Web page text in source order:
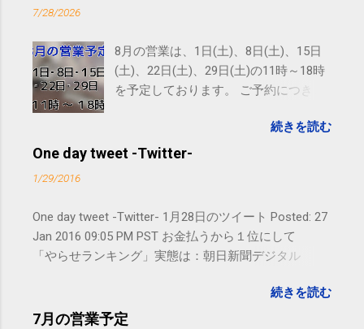
7/28/2026
8月の営業は、1日(土)、8日(土)、15日
(土)、22日(土)、29日(土)の11時～18時
を予定しております。 ご予約につきま
す。 電話に出られないことがあります
ので、ご予約、お問い合わせは
続きを読む
One day tweet -Twitter-
1/29/2016
One day tweet -Twitter- 1月28日のツイート Posted: 27
Jan 2016 09:05 PM PST お金払うから１位にして
「やらせランキング」実態は：朝日新聞デジタル
to email updates from サクマフィジカルコンディショ
ニング(@SPCstyle) - Twilog . To stop receiving these
続きを読む
7月の営業予定